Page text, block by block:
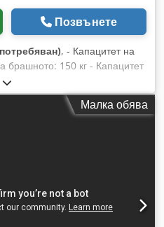
Позвънете
, - Капацитет на
брашното: 150 кг - Капацитет
banco 250 Dsdpswxvlgofx
- Изпускане отляво -
напрежение: 380V -
Малка обява